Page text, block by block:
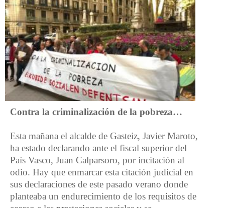
Contra la criminalización de la pobreza…
Esta mañana el alcalde de Gasteiz, Javier Maroto,
ha estado declarando ante el fiscal superior del
País Vasco, Juan Calparsoro, por incitación al
odio. Hay que enmarcar esta citación judicial en
sus declaraciones de este pasado verano donde
planteaba un endurecimiento de los requisitos de